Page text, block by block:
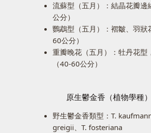
流蘇型（五月）：結晶花瓣邊
公分）
鸚鵡型（五月）：褶皺、羽狀
60公分）
重瓣晚花（五月）：牡丹花型
（40-60公分）
原生鬱金香（植物學種）
野生鬱金香類型：T.
greigii、T. fosteriana